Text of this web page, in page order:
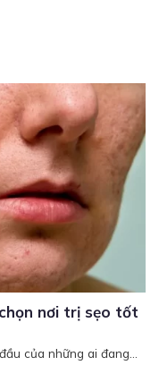
nơi trị sẹo tốt
của những ai đang...